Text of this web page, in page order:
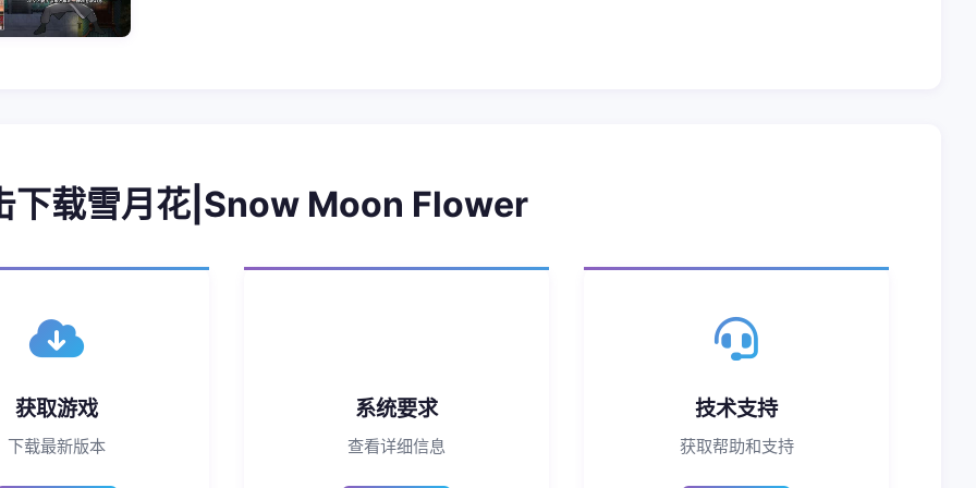
下载雪月花|Snow Moon Flower
获取游戏
下载最新版本
系统要求
查看详细信息
技术支持
获取帮助和支持